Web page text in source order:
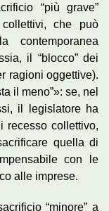
“più grave”
che può
il “blocco” dei
ragioni oggettive).
il meno”»: se, nel
il legislatore ha
recesso collettivo,
quella di
con le
alle imprese.
“minore” a